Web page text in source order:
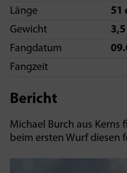
Länge
51
Gewicht
Fangdatum
Fangzeit
Bericht
Michael Burch aus Kerns
beim ersten Wurf diesen